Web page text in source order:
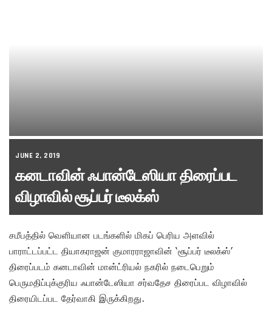
JUNE 2, 2019
கனடாவின் ஃபான்டேஸியா திரைப்பட
விழாவில் சூப்பர் டீலக்ஸ்
சமீபத்தில் வெளியான படங்களில் மிகப் பெரிய அளவில்
பாராட்டப்பட்ட தியாகராஜன் குமாரராஜாவின் ‘சூப்பர் டீலக்ஸ்’
திரைப்படம் கனடாவின் மான்ட்ரியல் நகரில் நடைபெறும்
பெருமதிப்புக்குரிய ஃபான்டேஸியா சர்வதேச திரைப்பட விழாவில்
திரையிடப்பட தேர்வாகி இருக்கிறது.